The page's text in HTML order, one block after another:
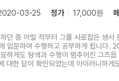
03-25 정가 17,000원
던 중 어릴 적부터 그를 사로잡은 생
입문하여 수행하고 공부하게 됩니다.
하게도 탐색과 수행이 멈추어진 그즈
대한 답이 확인되었는데 아이러니하